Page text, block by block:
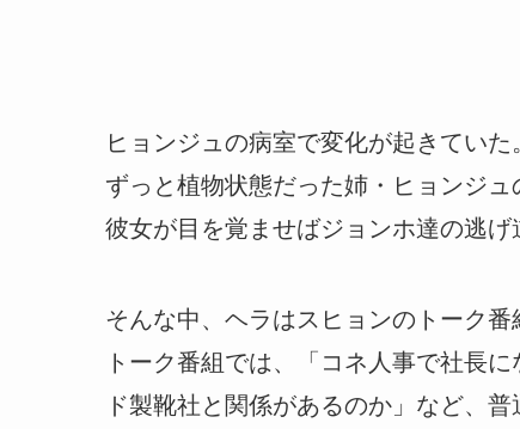
ヒョンジュの病室で変化が起きていた
ずっと植物状態だった姉・ヒョンジュ
彼女が目を覚ませばジョンホ達の逃げ
そんな中、ヘラはスヒョンのトーク番
トーク番組では、「コネ人事で社長
ド製靴社と関係があるのか」など、